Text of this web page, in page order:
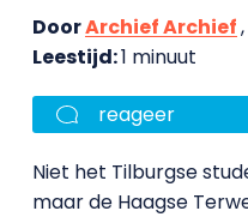
DoorArchief Archief
Leestijd:1 minuut
reageer
Niet het Tilburgse
maar de Haagse